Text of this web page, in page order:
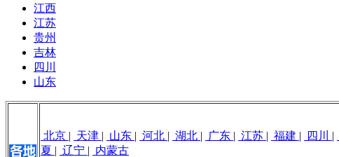
江西
江苏
贵州
吉林
四川
山东
北京 | 天津 | 山东 | 河北 | 湖北 | 广东 | 江苏 | 福建 | 四川 |
夏 | 辽宁 | 内蒙古